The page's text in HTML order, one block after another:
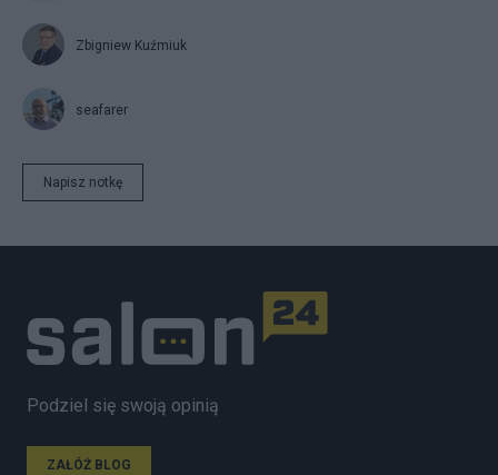
Zbigniew Kuźmiuk
seafarer
Napisz notkę
Podziel się swoją opinią
ZAŁÓŻ BLOG